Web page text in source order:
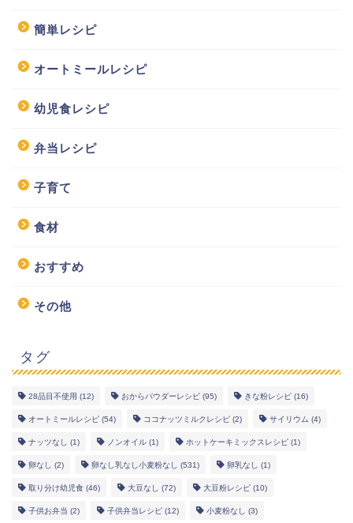
簡単レシピ
オートミールレシピ
幼児食レシピ
弁当レシピ
子育て
食材
おすすめ
その他
タグ
28品目不使用 (12) おからパウダーレシピ (95) きな粉レシピ (16)
オートミールレシピ (54) ココナッツミルクレシピ (2) サイリウム (4)
ナッツなし (1) ノンオイル (1) ホットケーキミックスレシピ (1)
卵なし (2) 卵なし乳なし小麦粉なし (531) 卵乳なし (1)
取り分け幼児食 (46) 大豆なし (72) 大豆粉レシピ (10)
子供お弁当 (2) 子供弁当レシピ (12) 小麦粉なし (3)
幼児食レシピ
米粉レシピ
ヘルシーレシピ